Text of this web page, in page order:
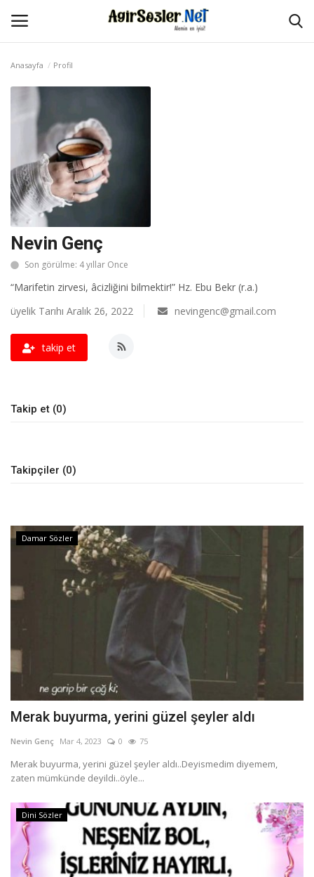
Anasayfa
İletişim
Aşk Sözleri
Güzel Sözler
Şarkı Sözleri
Ağır Sözler
Damar Sözler
ilahi sözleri
Anasayfa Profil
Nevin Genç
Son görülme: 4 yıllar Once
“Marifetin zirvesi, âcizliğini bilmektir!” Hz. Ebu Bekr (r.a.)
üyelik Tarıhı Aralık 26, 2022
nevingenc@gmail.com
takip et
Takip et (0)
Takipçiler (0)
Damar Sözler
Merak buyurma, yerini güzel şeyler aldı
Nevin Genç Mar 4, 2023 0 75
Merak buyurma, yerini güzel şeyler aldı..Deyismedim diyemem,
zaten mümkünde deyildi..öyle...
Dini Sözler